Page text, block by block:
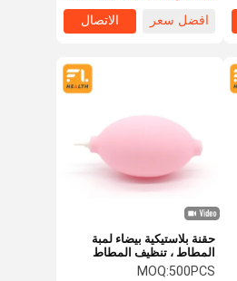
افضل سعر
الاتصال
حقنة بلاستيكية بيضاء لمبة
المطاط ، تنظيف المطاط
الرقمي منفاخ الغبار
MOQ:500PCS